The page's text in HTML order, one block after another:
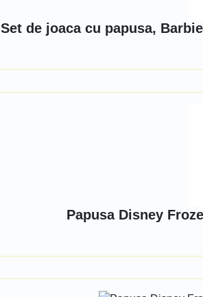
Set de joaca cu papusa,
Papusa Disney